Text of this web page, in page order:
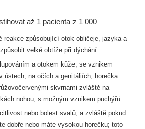
až 1 pacienta z 1 000
reakce způsobující otok obličeje, jazyka a
velké obtíže při dýchání.
a otokem kůže, se vznikem
ústech, na očích a genitáliích, horečka.
skvrnami zvláště na
nohou, s možným vznikem puchýřů.
nebo bolest svalů, a zvláště pokud
dobře nebo máte vysokou horečku; toto